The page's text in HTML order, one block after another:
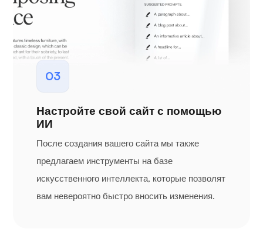
03
Настройте свой сайт с помощью
ИИ
После создания вашего сайта мы также
предлагаем инструменты на базе
искусственного интеллекта, которые позволят
вам невероятно быстро вносить изменения.